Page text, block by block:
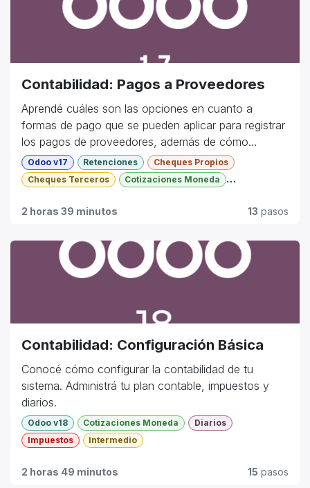
Contabilidad: Pagos a Proveedores
Aprendé cuáles son las opciones en cuanto a
formas de pago que se pueden aplicar para registrar
los pagos de proveedores, además de cómo
ingresar y aplicar anticipos.
Odoo v17 Retenciones
Cheques Propios
Cheques Terceros
Cotizaciones Moneda
Tarjetas de Crédito
2 horas 39 minutos 13 pasos
Contabilidad: Configuración Básica
Conocé cómo configurar la contabilidad de tu
sistema. Administrá tu plan contable, impuestos y
diarios.
Odoo v18 Cotizaciones Moneda
Diarios
Impuestos
Intermedio
2 horas 49 minutos 15 pasos